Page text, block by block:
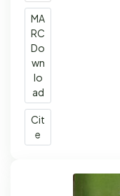
MA
RC
Do
wn
lo
ad
Cit
e